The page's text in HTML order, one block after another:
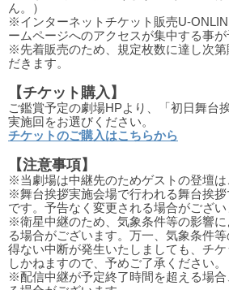
ん。）
※インターネットチケット販売U-
ームページへのアクセスが集中する事が
※先着販売のため、規定枚数に達し次
だきます。
【チケット購入】
ご鑑賞予定の劇場HPより、「初日舞台
実施回をお選びください。
チケットのご購入はこちらから
【注意事項】
※当劇場は中継先のためゲストの登壇は
※舞台挨拶実施会場で行われる舞台挨
です。予告なく変更される場合がござい
※衛星中継のため、気象条件等の影響
る場合がございます。万一、気象条件
得ない中断が発生いたしましても、チ
しかねますので、予めご了承ください。
※配信中継が予定終了時間を超える場